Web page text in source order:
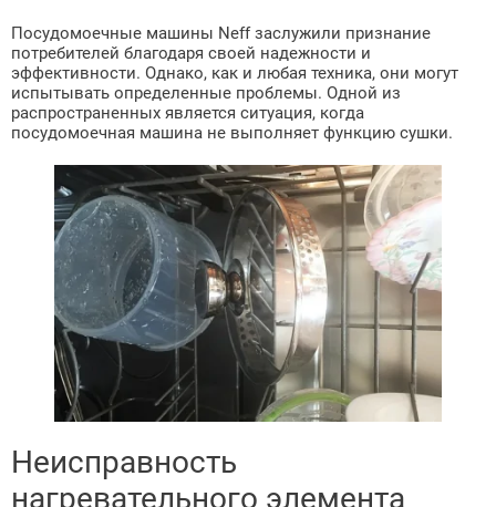
Посудомоечные машины Neff заслужили признание
потребителей благодаря своей надежности и
эффективности. Однако, как и любая техника, они могут
испытывать определенные проблемы. Одной из
распространенных является ситуация, когда
посудомоечная машина не выполняет функцию сушки.
Неисправность
нагревательного элемента